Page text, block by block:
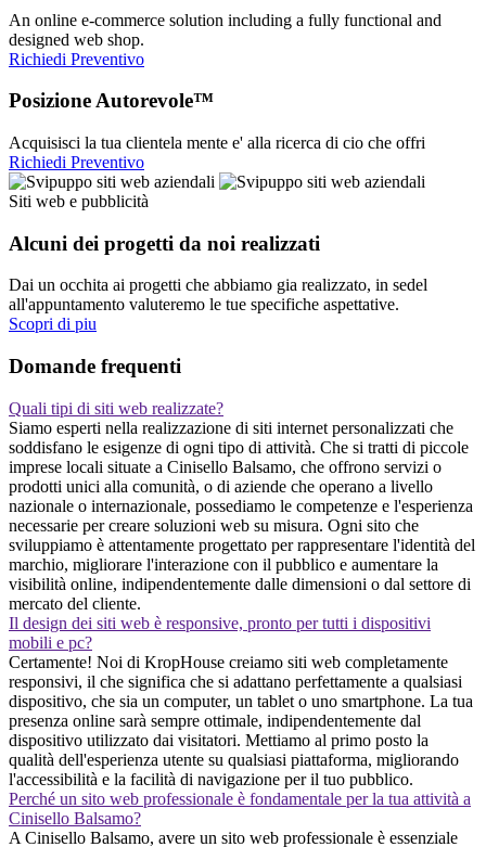
An online e-commerce solution including a fully functional and
designed web shop.
Richiedi Preventivo
Posizione Autorevole™
Acquisisci la tua clientela mente e' alla ricerca di cio che offri
Richiedi Preventivo
Siti web e pubblicità
Alcuni dei progetti da noi realizzati
Dai un occhita ai progetti che abbiamo gia realizzato, in sedel
all'appuntamento valuteremo le tue specifiche aspettative.
Scopri di piu
Domande frequenti
Quali tipi di siti web realizzate?
Siamo esperti nella realizzazione di siti internet personalizzati che
soddisfano le esigenze di ogni tipo di attività. Che si tratti di piccole
imprese locali situate a Cinisello Balsamo, che offrono servizi o
prodotti unici alla comunità, o di aziende che operano a livello
nazionale o internazionale, possediamo le competenze e l'esperienza
necessarie per creare soluzioni web su misura. Ogni sito che
sviluppiamo è attentamente progettato per rappresentare l'identità del
marchio, migliorare l'interazione con il pubblico e aumentare la
visibilità online, indipendentemente dalle dimensioni o dal settore di
mercato del cliente.
Il design dei siti web è responsive, pronto per tutti i dispositivi
mobili e pc?
Certamente! Noi di KropHouse creiamo siti web completamente
responsivi, il che significa che si adattano perfettamente a qualsiasi
dispositivo, che sia un computer, un tablet o uno smartphone. La tua
presenza online sarà sempre ottimale, indipendentemente dal
dispositivo utilizzato dai visitatori. Mettiamo al primo posto la
qualità dell'esperienza utente su qualsiasi piattaforma, migliorando
l'accessibilità e la facilità di navigazione per il tuo pubblico.
Perché un sito web professionale è fondamentale per la tua attività a
Cinisello Balsamo?
A Cinisello Balsamo, avere un sito web professionale è essenziale